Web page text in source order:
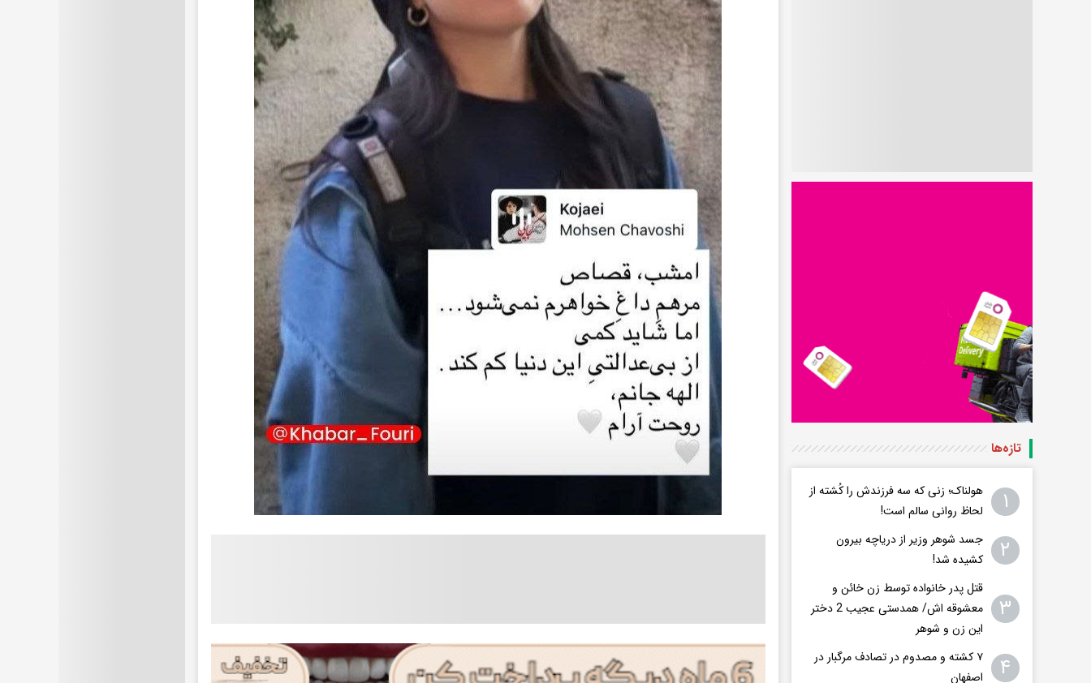
تازه‌ها
۱
هولناک؛ زنی که سه فرزندش را کُشته از
لحاظ روانی سالم است!
۲
جسد شوهر وزیر از دریاچه بیرون
کشیده شد!
۳
قتل پدر خانواده توسط زن خائن و
معشوقه اش/ همدستی عجیب 2 دختر
این زن و شوهر
۴
۷ کشته و مصدوم در تصادف مرگبار در
اصفهان